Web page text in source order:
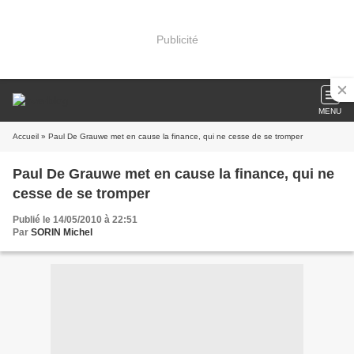
Publicité
MENU
Accueil » Paul De Grauwe met en cause la finance, qui ne cesse de se tromper
Paul De Grauwe met en cause la finance, qui ne
cesse de se tromper
Publié le 14/05/2010 à 22:51
Par SORIN Michel